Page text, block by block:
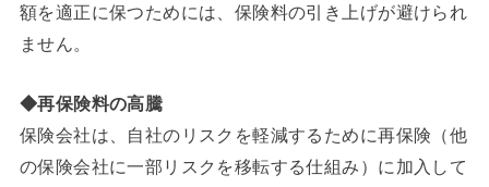
額を適正に保つためには、保険料の引き上げが避けられ
ません。
◆再保険料の高騰
保険会社は、自社のリスクを軽減するために再保険（他
の保険会社に一部リスクを移転する仕組み）に加入して